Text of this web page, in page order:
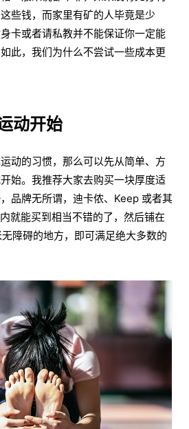
些钱，而家里有矿的人毕竟是少
卡或者请私教并不能保证你一定能
此，我们为什么不尝试一些成本更
动开始
动的习惯，那么可以先从简单、方
始。我推荐大家去购买一块厚度适
品牌无所谓，迪卡侬、Keep 或者其
就能买到相当不错的了，然后铺在
障碍的地方，即可满足绝大多数的